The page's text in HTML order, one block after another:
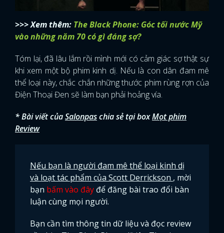
ĐĂNG NHẬP
>>> Xem thêm: The Black Phone: Góc tối nước Mỹ
vào những năm 70 có gì đáng sợ?
Tóm lại, đã lâu lắm rồi mình mới có cảm giác sợ thật sự
khi xem một bộ phim kinh dị. Nếu là con dân đam mê
thể loại này, chắc chắn những thước phim rùng rợn của
Điện Thoại Đen sẽ làm bạn phải hoảng vía.
* Bài viết củaSalonpaschia sẻ tại boxMọt phim
Review
Nếu bạn là người đam mê thể loại kinh dị
và loạt tác phẩm của Scott Derrickson , mời
bạn bấm vào đây để đăng bài trao đổi bàn
luận cùng mọi người.
Bạn cần tìm thông tin dữ liệu và đọc review